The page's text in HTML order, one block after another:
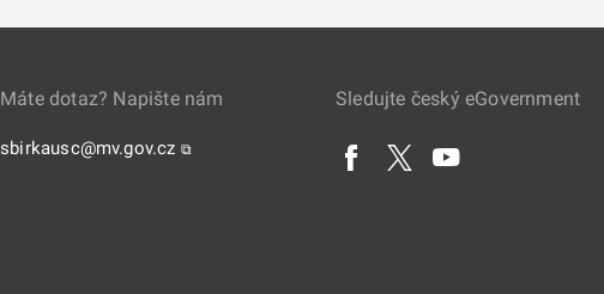
Máte dotaz? Napište nám
sbirkausc@mv.gov.cz ⧉
Sledujte český eGovernment